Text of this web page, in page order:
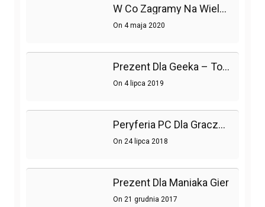
W Co Zagramy Na Wielu Platformach?
On 4 maja 2020
Prezent Dla Geeka – To Go Ucieszy!
On 4 lipca 2019
Peryferia PC Dla Graczy – Gdzie Szukać Nowości?
On 24 lipca 2018
Prezent Dla Maniaka Gier
On 21 grudnia 2017